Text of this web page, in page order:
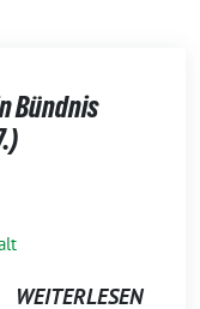
Bündnis
WEITERLESEN